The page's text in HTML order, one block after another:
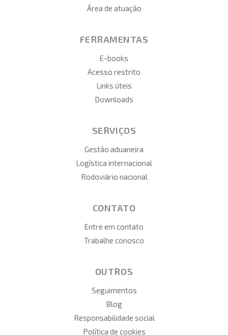
Área de atuação
FERRAMENTAS
E-books
Acesso restrito
Links úteis
Downloads
SERVIÇOS
Gestão aduaneira
Logística internacional
Rodoviário nacional
CONTATO
Entre em contato
Trabalhe conosco
OUTROS
Seguimentos
Blog
Responsabilidade social
Política de cookies